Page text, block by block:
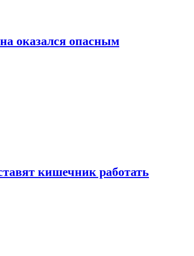
оказался опасным
кишечник работать